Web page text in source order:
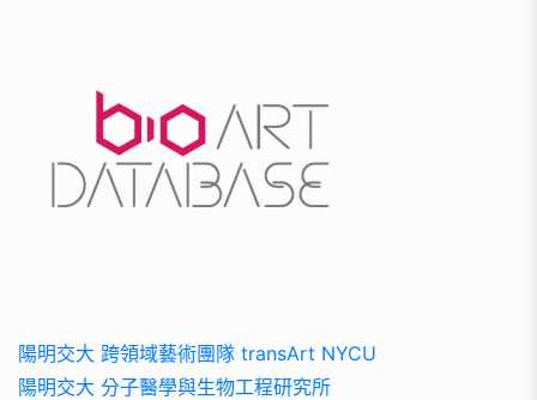
陽明交大 跨領域藝術團隊 transArt NYCU
陽明交大 分子醫學與生物工程研究所